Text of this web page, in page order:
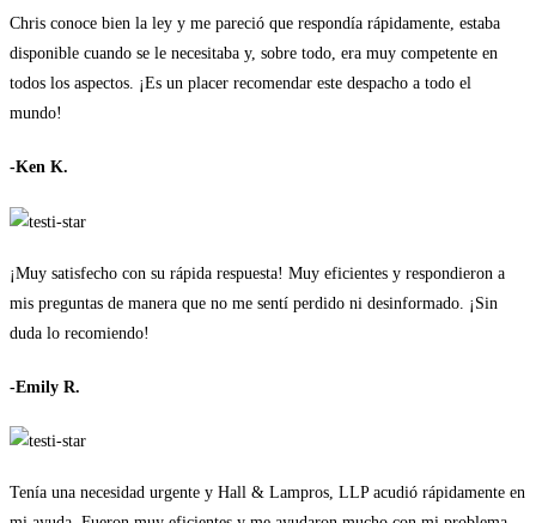
Chris conoce bien la ley y me pareció que respondía rápidamente, estaba
disponible cuando se le necesitaba y, sobre todo, era muy competente en
todos los aspectos. ¡Es un placer recomendar este despacho a todo el
mundo!
-Ken K.
¡Muy satisfecho con su rápida respuesta! Muy eficientes y respondieron a
mis preguntas de manera que no me sentí perdido ni desinformado. ¡Sin
duda lo recomiendo!
-Emily R.
Tenía una necesidad urgente y Hall & Lampros, LLP acudió rápidamente en